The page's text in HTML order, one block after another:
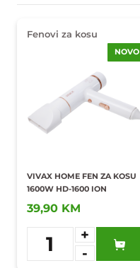
Fenovi za kosu
NOVO
VIVAX HOME FEN ZA KOSU
1600W HD-1600 ION
39,90 KM
1
+
-
Dodaj u
omiljene